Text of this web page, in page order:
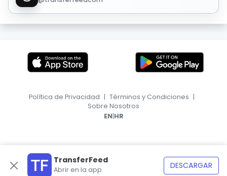
TransferFeed
Abrir en la app DESCARGAR
Política de Privacidad | Términos y Condiciones |
Sobre Nosotros
EN|HR